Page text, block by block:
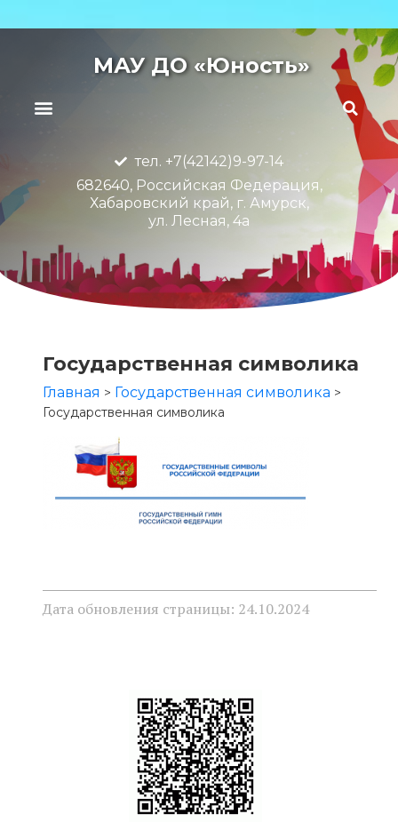
МАУ ДО «Юность»
тел. +7(42142)9-97-14
682640, Российская Федерация,
Хабаровский край, г. Амурск,
ул. Лесная, 4а
Государственная символика
Главная > Государственная символика >
Государственная символика
Дата обновления страницы: 24.10.2024